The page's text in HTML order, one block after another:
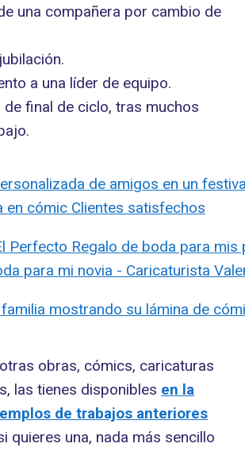
una compañera por cambio de
a una líder de equipo.
de final de ciclo, tras muchos
obras, cómics, caricaturas
las tienes disponibles en la
de trabajos anteriores
quieres una, nada más sencillo